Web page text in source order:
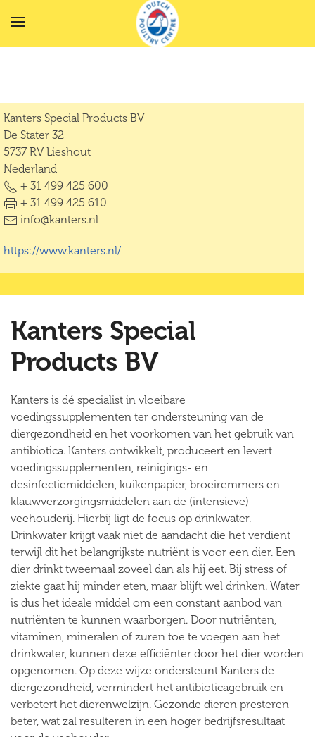
Terug naar hoofdinhoud
Kanters Special Products BV
De Stater 32
5737 RV Lieshout
Nederland
+ 31 499 425 600
+ 31 499 425 610
info@kanters.nl
https://www.kanters.nl/
Kanters Special
Products BV
Kanters is dé specialist in vloeibare
voedingssupplementen ter ondersteuning van de
diergezondheid en het voorkomen van het gebruik van
antibiotica. Kanters ontwikkelt, produceert en levert
voedingssupplementen, reinigings- en
desinfectiemiddelen, kuikenpapier, broeiremmers en
klauwverzorgingsmiddelen aan de (intensieve)
veehouderij. Hierbij ligt de focus op drinkwater.
Drinkwater krijgt vaak niet de aandacht die het verdient
terwijl dit het belangrijkste nutriënt is voor een dier. Een
dier drinkt tweemaal zoveel dan als hij eet. Bij stress of
ziekte gaat hij minder eten, maar blijft wel drinken. Water
is dus het ideale middel om een constant aanbod van
nutriënten te kunnen waarborgen. Door nutriënten,
vitaminen, mineralen of zuren toe te voegen aan het
drinkwater, kunnen deze efficiënter door het dier worden
opgenomen. Op deze wijze ondersteunt Kanters de
diergezondheid, vermindert het antibioticagebruik en
verbetert het dierenwelzijn. Gezonde dieren presteren
beter, wat zal resulteren in een hoger bedrijfsresultaat